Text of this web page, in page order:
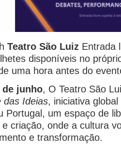
Teatro São Luiz Entrada
disponíveis no
uma hora antes do
de junho, O Teatro São
das Ideias, iniciativa
Portugal, um espaço de
criação, onde a cultura
e transformação.